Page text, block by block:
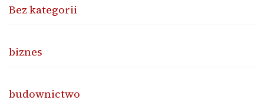
Bez kategorii
biznes
budownictwo